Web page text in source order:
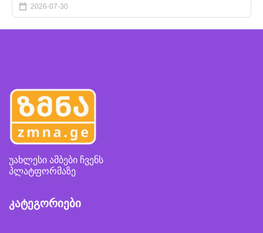
2026-07-30
უახლესი ამბები ჩვენს
პლატფორმაზე
კატეგორიები